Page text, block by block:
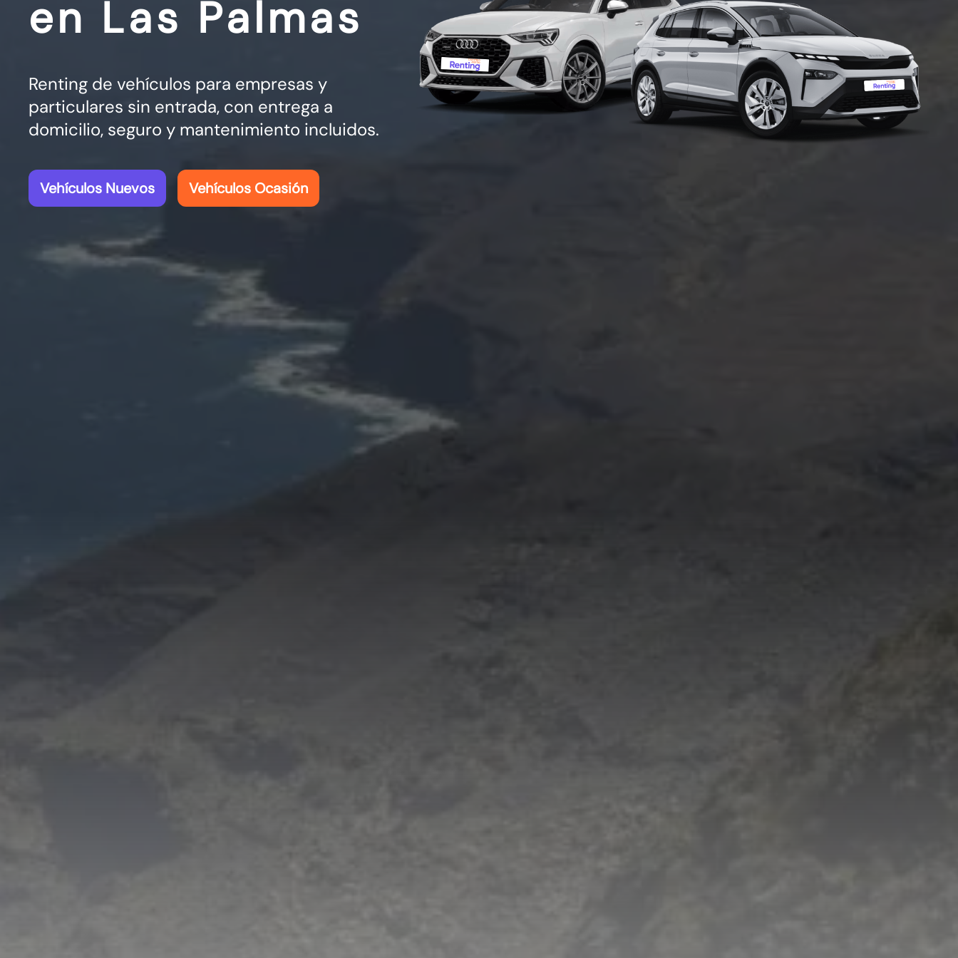
en Las Palmas
Renting de vehículos para empresas y
particulares sin entrada, con entrega a
domicilio, seguro y mantenimiento incluidos.
Vehículos Nuevos Vehículos Ocasión